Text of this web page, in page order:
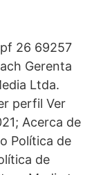
26 69257
Gerenta
Ltda.
perfil Ver
Acerca de
Política de
de